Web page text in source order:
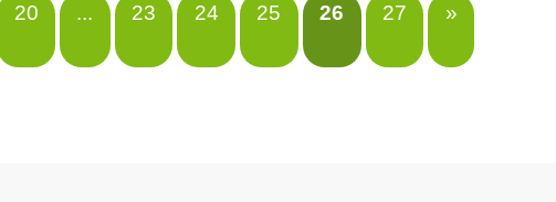
20 ... 23 24 25 26 27 »